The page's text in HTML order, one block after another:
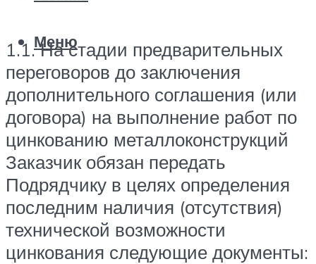
Меню
1.1. На стадии предварительных
переговоров до заключения
дополнительного соглашения (или
договора) на выполнение работ по
цинкованию металлоконструкций
Заказчик обязан передать
Подрядчику в целях определения
последним наличия (отсутствия)
технической возможности
цинкования следующие документы: